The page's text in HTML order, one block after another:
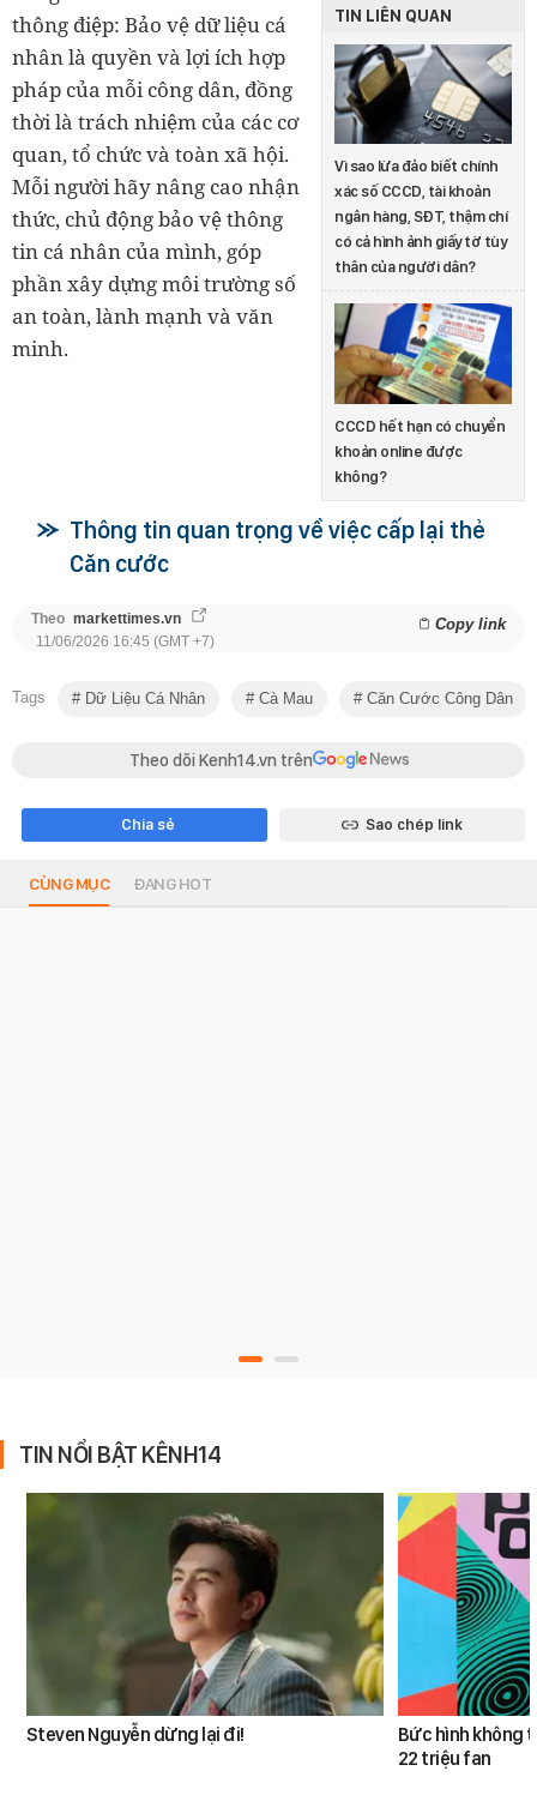
TIN LIÊN QUAN
Vì sao lừa đảo biết chính
xác số CCCD, tài khoản
ngân hàng, SĐT, thậm chí
có cả hình ảnh giấy tờ tùy
thân của người dân?
CCCD hết hạn có chuyển
khoản online được
không?
thông điệp: Bảo vệ dữ liệu cá
nhân là quyền và lợi ích hợp
pháp của mỗi công dân, đồng
thời là trách nhiệm của các cơ
quan, tổ chức và toàn xã hội.
Mỗi người hãy nâng cao nhận
thức, chủ động bảo vệ thông
tin cá nhân của mình, góp
phần xây dựng môi trường số
an toàn, lành mạnh và văn
minh.
Thông tin quan trọng về việc cấp lại thẻ
Căn cước
Theo markettimes.vn Copy link
11/06/2026 16:45 (GMT +7)
Tags Dữ Liệu Cá Nhân Cà Mau Căn Cước Công Dân
Theo dõi Kenh14.vn trên
Chia sẻ Sao chép link
CÙNG MỤC ĐANG HOT
TIN NỔI BẬT KÊNH14
Steven Nguyễn dừng lại đi!
Bức hình không
22 triệu fan